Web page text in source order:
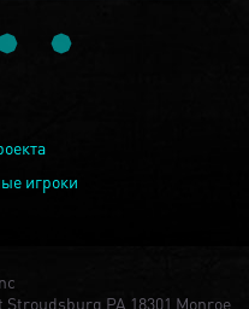
игроки
Stroudsburg PA 18301 Monroe